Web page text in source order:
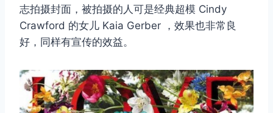
志拍摄封面，被拍摄的人可是经典超模 Cindy
Crawford 的女儿 Kaia Gerber ，效果也非常良
好，同样有宣传的效益。